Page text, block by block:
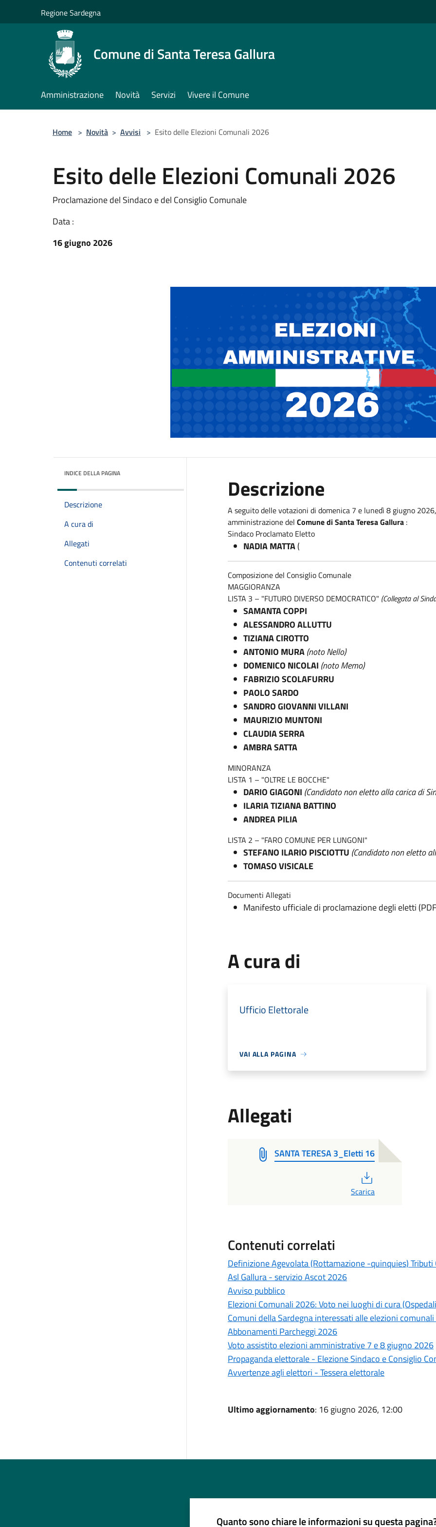
Regione Sardegna
Comune di Santa Teresa Gallura
Amministrazione Novità Servizi Vivere il Comune
Home > Novità > Avvisi > Esito delle Elezioni Comunali 2026
Esito delle Elezioni Comunali 2026
Proclamazione del Sindaco e del Consiglio Comunale
Data :
16 giugno 2026
INDICE DELLA PAGINA
Descrizione
A cura di
Allegati
Contenuti correlati
Descrizione
A seguito delle votazioni di domenica 7 e lunedì 8 giugno
amministrazione del Comune di Santa Teresa Gallura:
Sindaco Proclamato Eletto
NADIA MATTA(
Composizione del Consiglio Comunale
MAGGIORANZA
LISTA 3 – "FUTURO DIVERSO DEMOCRATICO" (Collegata al
SAMANTA COPPI
ALESSANDRO ALLUTTU
TIZIANA CIROTTO
ANTONIO MURA(noto Nello)
DOMENICO NICOLAI (noto Memo)
FABRIZIO SCOLAFURRU
PAOLO SARDO
SANDRO GIOVANNI VILLANI
MAURIZIO MUNTONI
CLAUDIA SERRA
AMBRA SATTA
MINORANZA
LISTA 1 – "OLTRE LE BOCCHE"
DARIO GIAGONI (Candidato non eletto alla carica di
ILARIA TIZIANA BATTINO
ANDREA PILIA
LISTA 2 – "FARO COMUNE PER LUNGONI"
STEFANO ILARIO PISCIOTTU (Candidato non eletto
TOMASO VISICALE
Documenti Allegati
Manifesto ufficiale di proclamazione degli eletti
A cura di
Ufficio Elettorale
VAI ALLA PAGINA
Allegati
SANTA TERESA 3_Eletti 16
Scarica
Contenuti correlati
Definizione Agevolata (Rottamazione -quinquies) Tributi
Asl Gallura - servizio Ascot 2026
Avviso pubblico
Elezioni Comunali 2026: Voto nei luoghi di cura
Comuni della Sardegna interessati alle elezioni
Abbonamenti Parcheggi 2026
Voto assistito elezioni amministrative 7 e 8 giugno 2026
Propaganda elettorale - Elezione Sindaco e Consiglio
Avvertenze agli elettori - Tessera elettorale
Ultimo aggiornamento: 16 giugno 2026, 12:00
Quanto sono chiare le informazioni su questa